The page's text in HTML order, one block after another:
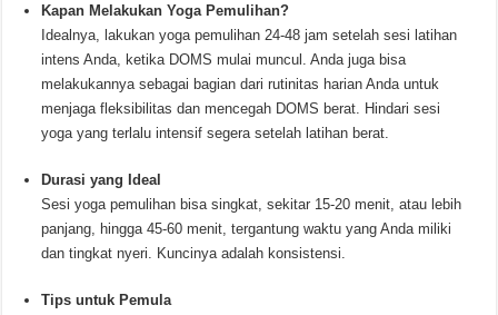
Kapan Melakukan Yoga Pemulihan?
Idealnya, lakukan yoga pemulihan 24-48 jam setelah sesi latihan
intens Anda, ketika DOMS mulai muncul. Anda juga bisa
melakukannya sebagai bagian dari rutinitas harian Anda untuk
menjaga fleksibilitas dan mencegah DOMS berat. Hindari sesi
yoga yang terlalu intensif segera setelah latihan berat.
Durasi yang Ideal
Sesi yoga pemulihan bisa singkat, sekitar 15-20 menit, atau lebih
panjang, hingga 45-60 menit, tergantung waktu yang Anda miliki
dan tingkat nyeri. Kuncinya adalah konsistensi.
Tips untuk Pemula